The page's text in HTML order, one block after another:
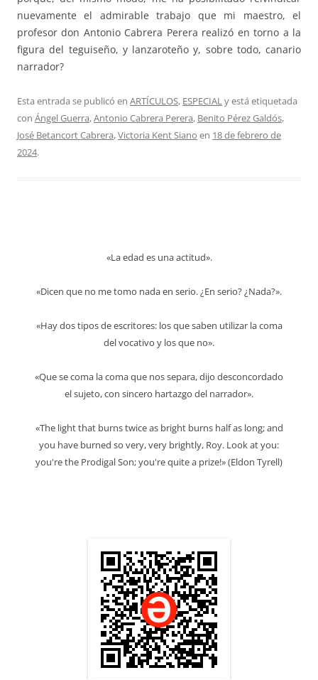
nuevamente el admirable trabajo que mi maestro, el
profesor don Antonio Cabrera Perera realizó en torno a la
figura del teguiseño, y lanzaroteño y, sobre todo, canario
narrador?
Esta entrada se publicó en ARTÍCULOS, ESPECIALy está etiquetada
con Ángel Guerra,Antonio Cabrera Perera, Benito Pérez Galdós,
José Betancort Cabrera,Victoria Kent Siano en 18 de febrero de
2024.
«La edad es una actitud».
«Dicen que no me tomo nada en serio. ¿En serio? ¿Nada?».
«Hay dos tipos de escritores: los que saben utilizar la coma
del vocativo y los que no».
«Que se coma la coma que nos separa, dijo desconcordado
el sujeto, con sincero hartazgo del narrador».
«The light that burns twice as bright burns half as long; and
you have burned so very, very brightly, Roy. Look at you:
you're the Prodigal Son; you're quite a prize!» (Eldon Tyrell)